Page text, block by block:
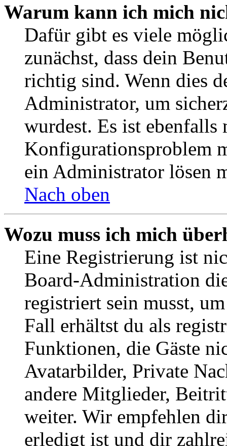
Warum kann ich mich
Dafür gibt es viele
zunächst, dass dein
richtig sind. Wenn dies
Administrator, um
wurdest. Es ist ebenfalls
Konfigurationsproblem
ein Administrator lösen
Nach oben
Wozu muss ich mich
Eine Registrierung ist
Board-Administration
registriert sein musst,
Fall erhältst du als
Funktionen, die Gäste
Avatarbilder, Private
andere Mitglieder,
weiter. Wir empfehlen
erledigt ist und dir